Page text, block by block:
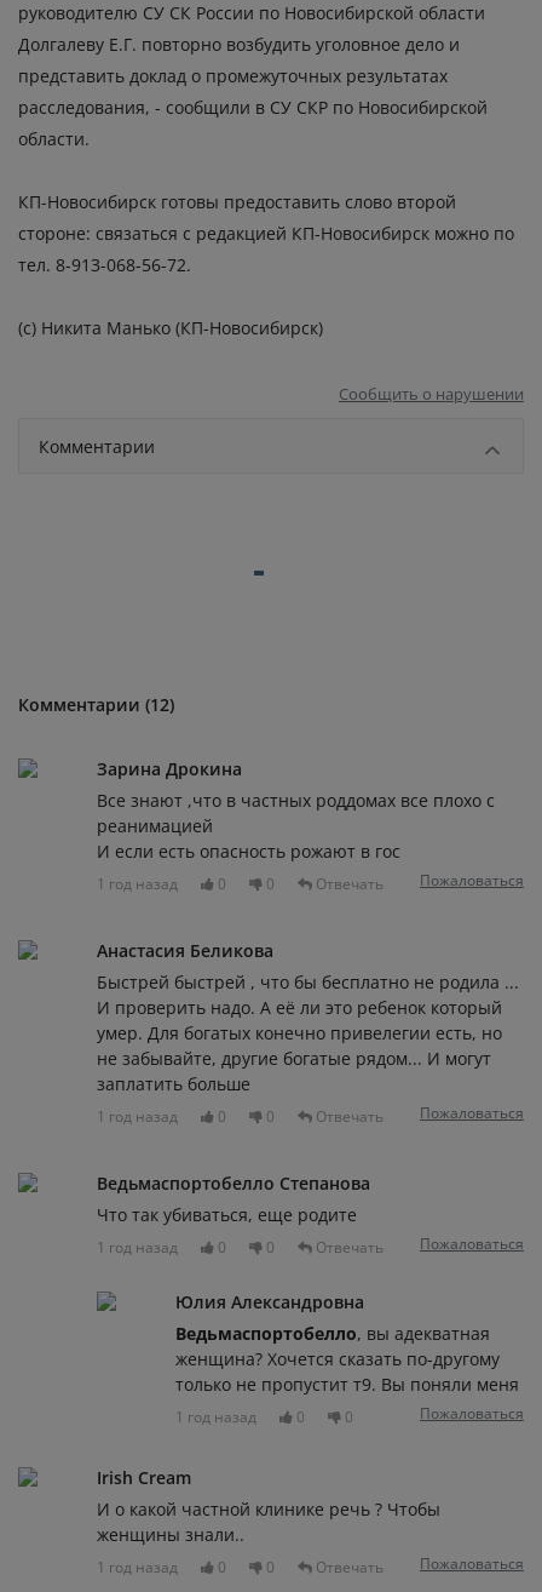
руководителю СУ СК России по Новосибирской области
Долгалеву Е.Г. повторно возбудить уголовное дело и
представить доклад о промежуточных результатах
расследования, - сообщили в СУ СКР по Новосибирской
области.
КП-Новосибирск готовы предоставить слово второй
стороне: связаться с редакцией КП-Новосибирск можно по
тел. 8-913-068-56-72.
(с) Никита Манько (КП-Новосибирск)
Сообщить о нарушении
Комментарии
Комментарии (12)
Зарина Дрокина
Все знают ,что в частных роддомах все плохо с
реанимацией
И если есть опасность рожают в гос
1 год назад 0 0 Отвечать Пожаловаться
Анастасия Беликова
Быстрей быстрей , что бы бесплатно не родила ...
И проверить надо. А её ли это ребенок который
умер. Для богатых конечно привелегии есть, но
не забывайте, другие богатые рядом... И могут
заплатить больше
1 год назад 0 0 Отвечать Пожаловаться
Ведьмаспортобелло Степанова
Что так убиваться, еще родите
1 год назад 0 0 Отвечать Пожаловаться
Юлия Александровна
Ведьмаспортобелло, вы адекватная
женщина? Хочется сказать по-другому
только не пропустит т9. Вы поняли меня
1 год назад 0 0 Пожаловаться
Irish Cream
И о какой частной клинике речь ? Чтобы
женщины знали..
1 год назад 0 0 Отвечать Пожаловаться